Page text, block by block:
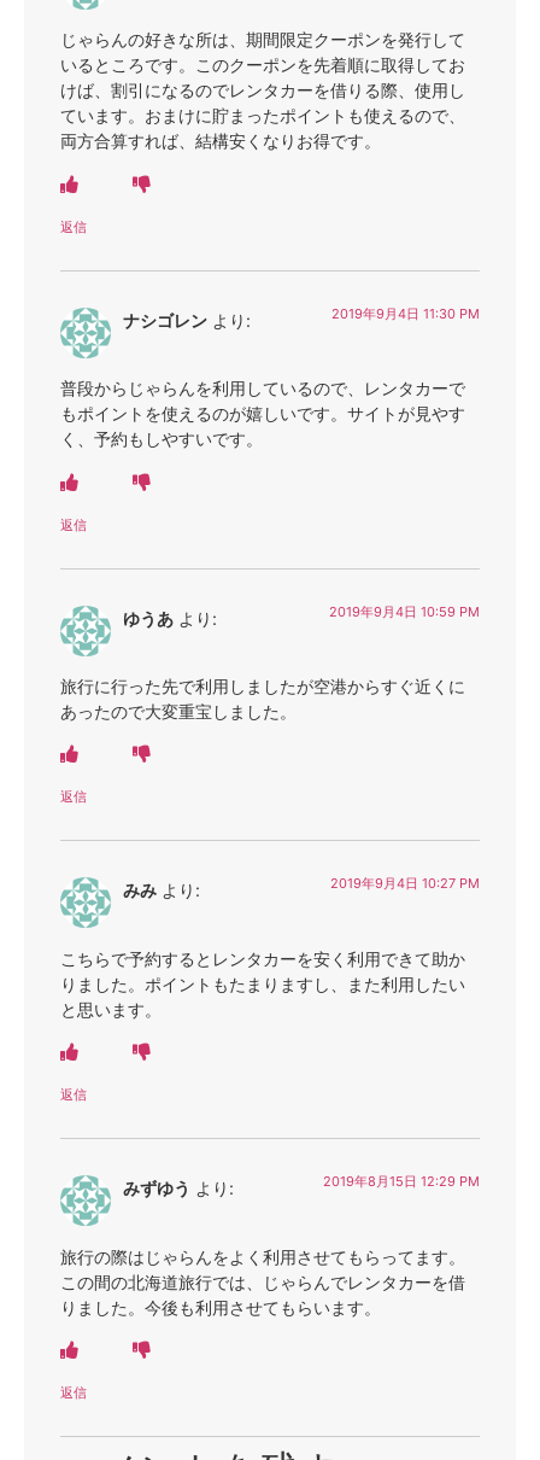
じゃらんの好きな所は、期間限定クーポンを発行して
いるところです。このクーポンを先着順に取得してお
けば、割引になるのでレンタカーを借りる際、使用し
ています。おまけに貯まったポイントも使えるので、
両方合算すれば、結構安くなりお得です。
返信
ナシゴレン より: 2019年9月4日 11:30 PM
普段からじゃらんを利用しているので、レンタカーで
もポイントを使えるのが嬉しいです。サイトが見やす
く、予約もしやすいです。
返信
ゆうあ より: 2019年9月4日 10:59 PM
旅行に行った先で利用しましたが空港からすぐ近くに
あったので大変重宝しました。
返信
みみ より: 2019年9月4日 10:27 PM
こちらで予約するとレンタカーを安く利用できて助か
りました。ポイントもたまりますし、また利用したい
と思います。
返信
みずゆう より: 2019年8月15日 12:29 PM
旅行の際はじゃらんをよく利用させてもらってます。
この間の北海道旅行では、じゃらんでレンタカーを借
りました。今後も利用させてもらいます。
返信